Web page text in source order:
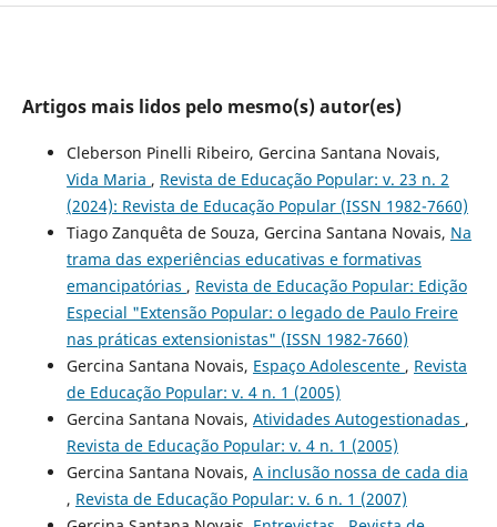
Artigos mais lidos pelo mesmo(s) autor(es)
Cleberson Pinelli Ribeiro, Gercina Santana Novais,
Vida Maria , Revista de Educação Popular: v. 23 n. 2
(2024): Revista de Educação Popular (ISSN 1982-7660)
Tiago Zanquêta de Souza, Gercina Santana Novais, Na
trama das experiências educativas e formativas
emancipatórias , Revista de Educação Popular: Edição
Especial "Extensão Popular: o legado de Paulo Freire
nas práticas extensionistas" (ISSN 1982-7660)
Gercina Santana Novais, Espaço Adolescente , Revista
de Educação Popular: v. 4 n. 1 (2005)
Gercina Santana Novais, Atividades Autogestionadas ,
Revista de Educação Popular: v. 4 n. 1 (2005)
Gercina Santana Novais, A inclusão nossa de cada dia
, Revista de Educação Popular: v. 6 n. 1 (2007)